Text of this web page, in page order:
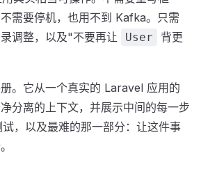
需要停机，也用不到 Kafka。只需
调整，以及"不要再让
User
背更
。它从一个真实的 Laravel 应用的
分离的上下文，并展示中间的每一步
，以及最难的那一部分：让这件事